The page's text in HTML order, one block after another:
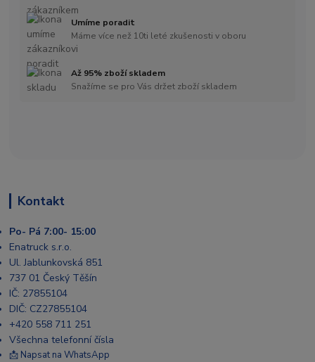
Umíme poradit
Máme více než 10ti leté zkušenosti v oboru
Až 95% zboží skladem
Snažíme se pro Vás držet zboží skladem
Kontakt
Po- Pá 7:00- 15:00
Enatruck s.r.o.
Ul. Jablunkovská 851
737 01 Český Těšín
IČ: 27855104
DIČ: CZ27855104
+420 558 711 251
Všechna telefonní čísla
📩 Napsat na WhatsApp